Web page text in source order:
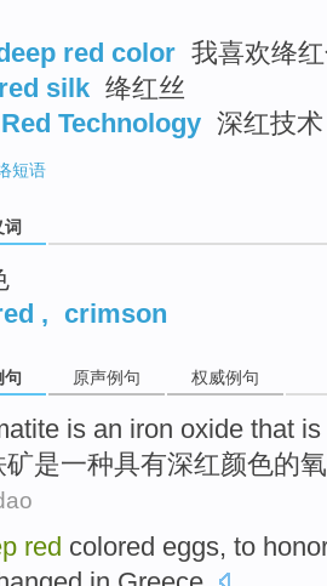
red color 我喜欢绛
silk 绛红丝
Technology 深红技术
短语
词
, crimson
句 原声例句 权威例句
is an iron oxide that is
矿是一种具有深红颜色的
red colored eggs, to